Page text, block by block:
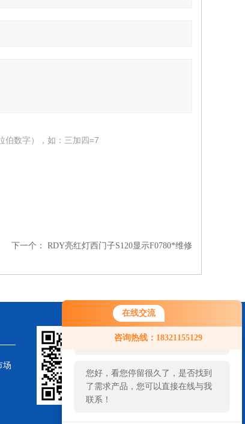
在线交流
咨询热线：18321155129
您好！欢迎前来咨询，很高兴为您
服务，请问您要咨询什么问题呢？
您好，看您停留很久了，是否找到
了需求产品，您可以直接在线与我
联系！
伯数字），如：三加四=7
下一个： RDY亮红灯西门子S120显示F0780*维修
场